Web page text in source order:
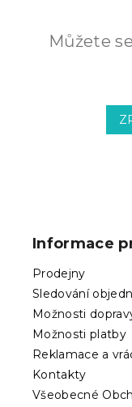
Můžete
Informace
Prodejny
Sledování
Možnosti
Možnosti platby
Reklamace a
Kontakty
Všeobecné